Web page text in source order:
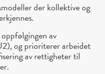
der kollektive og
av
og prioriterer arbeidet
av rettigheter til